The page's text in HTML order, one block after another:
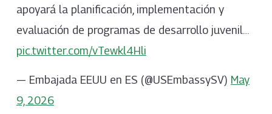
apoyará la planificación, implementación y
evaluación de programas de desarrollo juvenil…
pic.twitter.com/vTewkl4Hli
— Embajada EEUU en ES (@USEmbassySV) May
9, 2026